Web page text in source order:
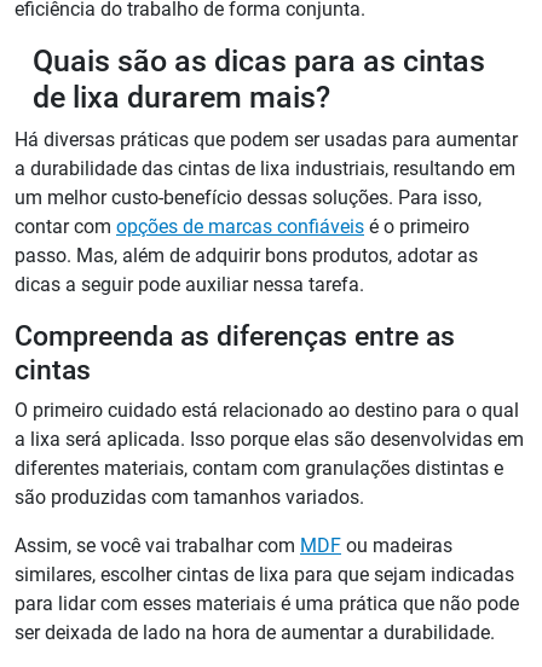
eficiência do trabalho de forma conjunta.
Quais são as dicas para as cintas
de lixa durarem mais?
Há diversas práticas que podem ser usadas para aumentar
a durabilidade das cintas de lixa industriais, resultando em
um melhor custo-benefício dessas soluções. Para isso,
contar com opções de marcas confiáveis é o primeiro
passo. Mas, além de adquirir bons produtos, adotar as
dicas a seguir pode auxiliar nessa tarefa.
Compreenda as diferenças entre as
cintas
O primeiro cuidado está relacionado ao destino para o qual
a lixa será aplicada. Isso porque elas são desenvolvidas em
diferentes materiais, contam com granulações distintas e
são produzidas com tamanhos variados.
Assim, se você vai trabalhar com MDF ou madeiras
similares, escolher cintas de lixa para que sejam indicadas
para lidar com esses materiais é uma prática que não pode
ser deixada de lado na hora de aumentar a durabilidade.